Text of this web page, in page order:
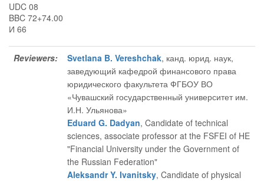
UDC 08
BBC 72+74.00
И 66
Reviewers: Svetlana B. Vereshchak, канд. юрид. наук,
заведующий кафедрой финансового права
юридического факультета ФГБОУ ВО
«Чувашский государственный университет им.
И.Н. Ульянова»
Eduard G. Dadyan, Candidate of technical
sciences, associate professor at the FSFEI of HE
"Financial University under the Government of
the Russian Federation"
Aleksandr Y. Ivanitsky, Candidate of physical